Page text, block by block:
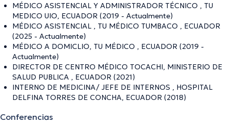
MÉDICO ASISTENCIAL Y ADMINISTRADOR TÉCNICO , TU
MEDICO UIO, ECUADOR (2019 - Actualmente)
MÉDICO ASISTENCIAL , TU MÉDICO TUMBACO , ECUADOR
(2025 - Actualmente)
MÉDICO A DOMICLIO, TU MÉDICO , ECUADOR (2019 -
Actualmente)
DIRECTOR DE CENTRO MÉDICO TOCACHI, MINISTERIO DE
SALUD PUBLICA , ECUADOR (2021)
INTERNO DE MEDICINA/ JEFE DE INTERNOS , HOSPITAL
DELFINA TORRES DE CONCHA, ECUADOR (2018)
Conferencias